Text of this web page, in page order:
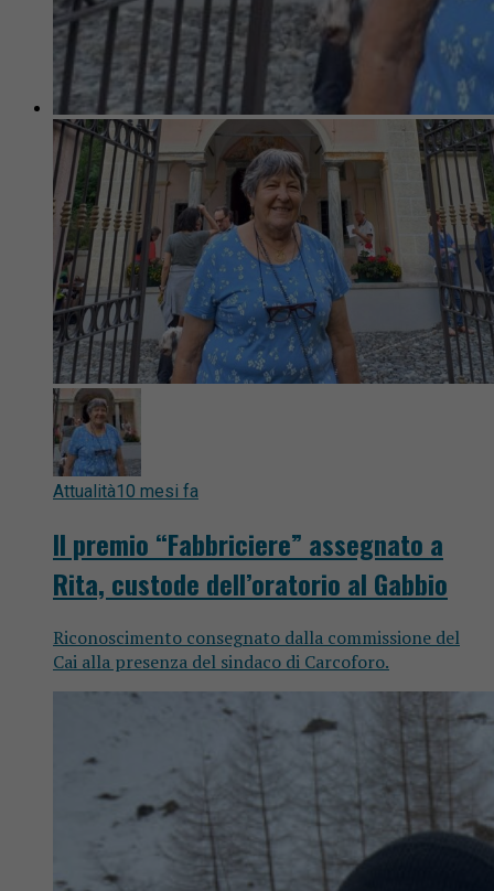
Attualità10 mesi fa
Il premio “Fabbriciere” assegnato a
Rita, custode dell’oratorio al Gabbio
Riconoscimento consegnato dalla commissione del
Cai alla presenza del sindaco di Carcoforo.